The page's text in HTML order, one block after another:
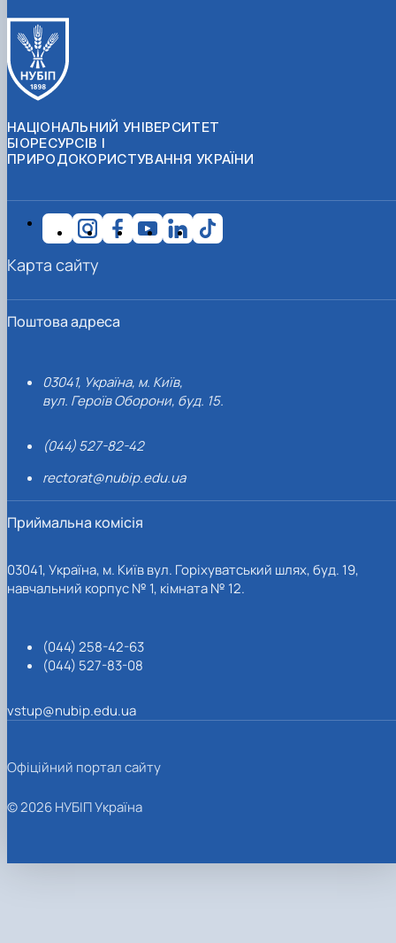
НАЦІОНАЛЬНИЙ УНІВЕРСИТЕТ
БІОРЕСУРСІВ І
ПРИРОДОКОРИСТУВАННЯ УКРАЇНИ
Поштова адреса
03041, Україна, м. Київ,
вул. Героїв Оборони, буд. 15.
(044) 527-82-42
rectorat@nubip.edu.ua
Приймальна комісія
03041, Україна, м. Київ вул. Горіхуватський шлях, буд. 19,
навчальний корпус № 1, кімната № 12.
(044) 258-42-63
(044) 527-83-08
vstup@nubip.edu.ua
Карта сайту
Офіційний портал сайту
© 2026 НУБІП Україна